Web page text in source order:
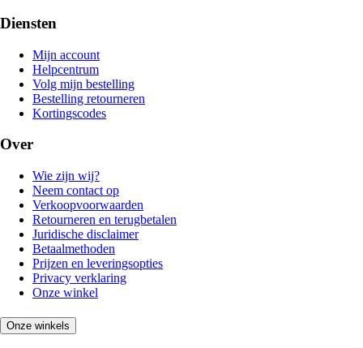
Diensten
Mijn account
Helpcentrum
Volg mijn bestelling
Bestelling retourneren
Kortingscodes
Over
Wie zijn wij?
Neem contact op
Verkoopvoorwaarden
Retourneren en terugbetalen
Juridische disclaimer
Betaalmethoden
Prijzen en leveringsopties
Privacy verklaring
Onze winkel
Onze winkels